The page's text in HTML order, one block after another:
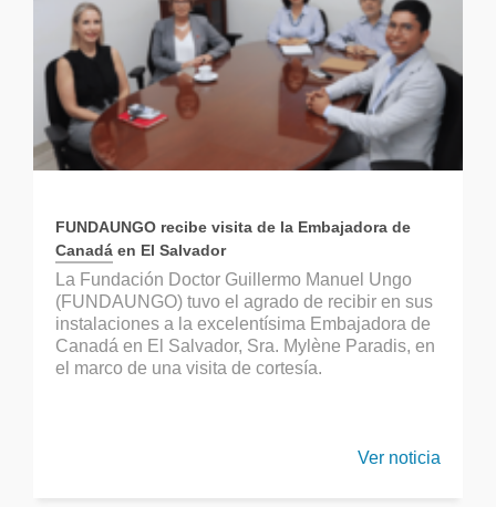
FUNDAUNGO recibe visita de la Embajadora de
Canadá en El Salvador
La Fundación Doctor Guillermo Manuel Ungo
(FUNDAUNGO) tuvo el agrado de recibir en sus
instalaciones a la excelentísima Embajadora de
Canadá en El Salvador, Sra. Mylène Paradis, en
el marco de una visita de cortesía.
Ver noticia